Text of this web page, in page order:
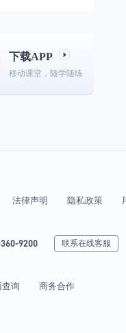
下载APP
移动课堂，随学随练
法律声明 隐私政策
9200 联系在线客服
询 商务合作